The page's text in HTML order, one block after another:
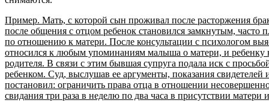
Пример. Мать, с которой сын проживал после расторжения
после общения с отцом ребенок становился замкнутым, часто
по отношению к матери. После консультации с психологом
относился к любым упоминаниям малыша о матери, и ребенку
родителя. В связи с этим бывшая супруга подала иск с
ребенком. Суд, выслушав ее аргументы, показания
постановил: ограничить права отца в отношении
свидания три раза в неделю по два часа в присутствии матери